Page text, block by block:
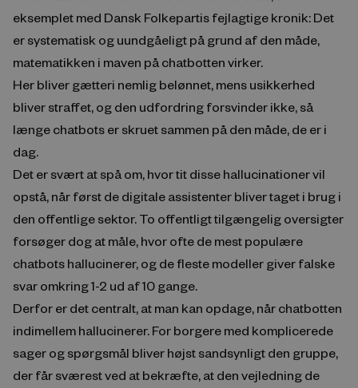
eksemplet med Dansk Folkepartis fejlagtige kronik: Det
er systematisk og uundgåeligt på grund af den måde,
matematikken i maven på chatbotten virker.
Her bliver gætteri nemlig belønnet, mens usikkerhed
bliver straffet, og den udfordring forsvinder ikke, så
længe chatbots er skruet sammen på den måde, de er i
dag.
Det er svært at spå om, hvor tit disse hallucinationer vil
opstå, når først de digitale assistenter bliver taget i brug i
den offentlige sektor. To offentligt tilgængelig oversigter
forsøger dog at måle, hvor ofte de mest populære
chatbots hallucinerer, og de fleste modeller giver falske
svar omkring 1-2 ud af 10 gange.
Derfor er det centralt, at man kan opdage, når chatbotten
indimellem hallucinerer. For borgere med komplicerede
sager og spørgsmål bliver højst sandsynligt den gruppe,
der får sværest ved at bekræfte, at den vejledning de